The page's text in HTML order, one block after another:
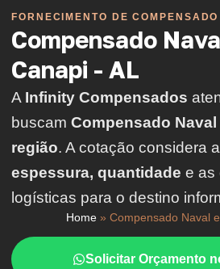
FORNECIMENTO DE
Compensado
Canapi - AL
A Infinity Compensados
buscam Compensado Naval
região. A cotação considera a
espessura, quantidade e as
logísticas para o destino
Home » Compensado Naval
Solicitar Orçamento